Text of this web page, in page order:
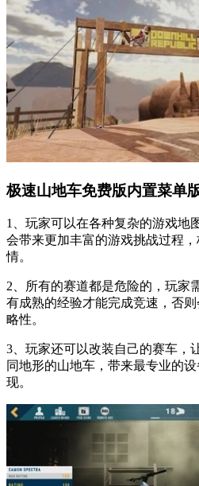
极速山地车免费版内置菜单
1、玩家可以在各种复杂的游戏地
会带来更加丰富的游戏挑战过程
情。
2、所有的赛道都是危险的，玩家
有成熟的经验才能完成竞速，否
略性。
3、玩家还可以改装自己的赛车，
同地形的山地车，带来最专业的
现。